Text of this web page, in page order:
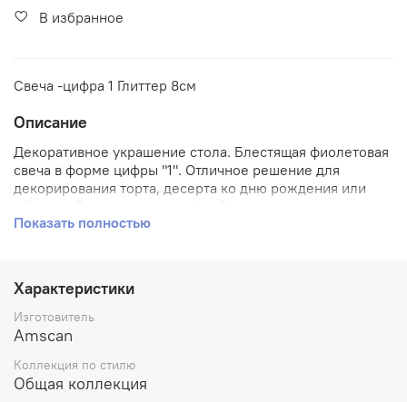
В избранное
Свеча -цифра 1 Глиттер 8см
Описание
Декоративное украшение стола. Блестящая фиолетовая
свеча в форме цифры "1". Отличное решение для
декорирования торта, десерта ко дню рождения или
Показать полностью
Характеристики
Изготовитель
Amscan
Коллекция по стилю
Общая коллекция